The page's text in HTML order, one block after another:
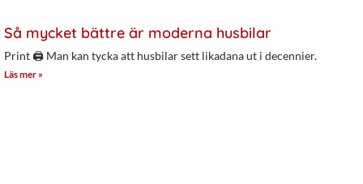
Så mycket bättre är moderna husbilar
Print 🖨 Man kan tycka att husbilar sett likadana ut i decennier.
Läs mer »